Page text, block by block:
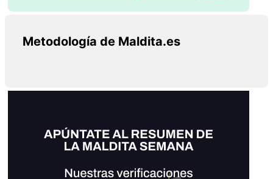
Metodología de Maldita.es